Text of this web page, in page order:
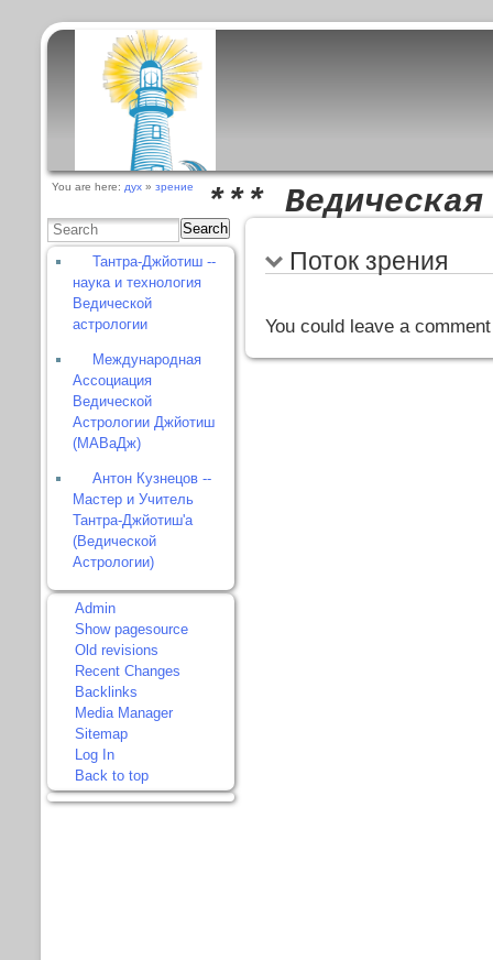
***
You are here:дух »зрение
Search
Тантра-Джйотиш --
наука и технология
Ведической
астрологии
Международная
Ассоциация
Ведической
Астрологии Джйотиш
(МАВаДж)
Антон Кузнецов --
Мастер и Учитель
Тантра-Джйотиш'а
(Ведической
Астрологии)
Admin
Show pagesource
Old revisions
Recent Changes
Backlinks
Media Manager
Sitemap
Log In
Back to top
Поток зрения
You could leave a